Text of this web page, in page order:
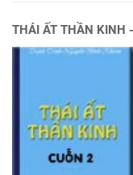
THÁI ẤT THẦN KINH